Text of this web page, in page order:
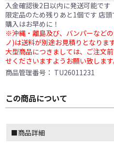
入金確認後2日以内に発送可能です
限定品のため残りあと1個です 店
購入はお早めに！
※沖縄・離島及び、バンパーなど
ノ)は送料が別途お見積りとなります
大型商品につきましては、ご注文
せくださいますようお願い致します
商品管理番号： TU26011231
この商品について
■商品詳細